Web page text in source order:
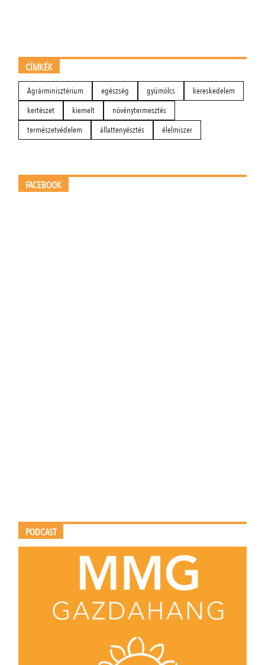
CÍMKÉK
Agrárminisztérium egészség gyümölcs
kereskedelem
kertészet
kiemelt
növénytermesztés
természetvédelem
állattenyésztés élelmiszer
FACEBOOK
PODCAST